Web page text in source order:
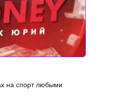
на спорт любыми